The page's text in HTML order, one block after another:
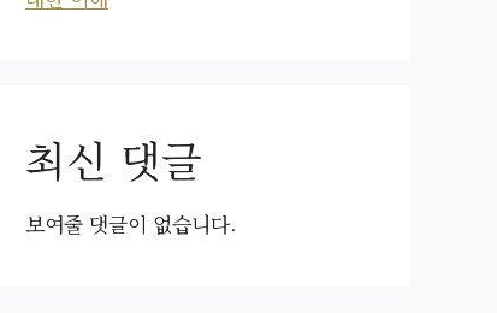
최신 댓글
보여줄 댓글이 없습니다.